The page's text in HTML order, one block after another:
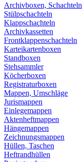
Archivboxen, Schachteln
Stülpschachteln
Klappschachteln
Archivkassetten
Frontklappenschachteln
Karteikartenboxen
Standboxen
Stehsammler
Köcherboxen
Registraturboxen
Mappen, Umschläge
Jurismappen
Einlegemappen
Aktenheftmappen
Hängemappen
Zeichnungsmappen
Hüllen, Taschen
Heftrandhüllen